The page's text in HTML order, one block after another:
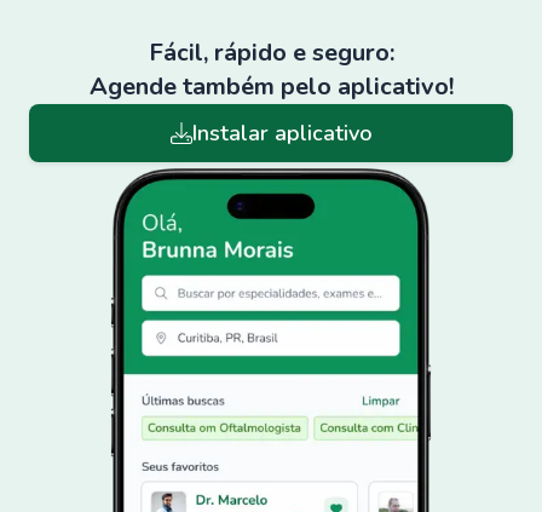
Fácil, rápido e seguro:
Agende também pelo aplicativo!
Instalar aplicativo